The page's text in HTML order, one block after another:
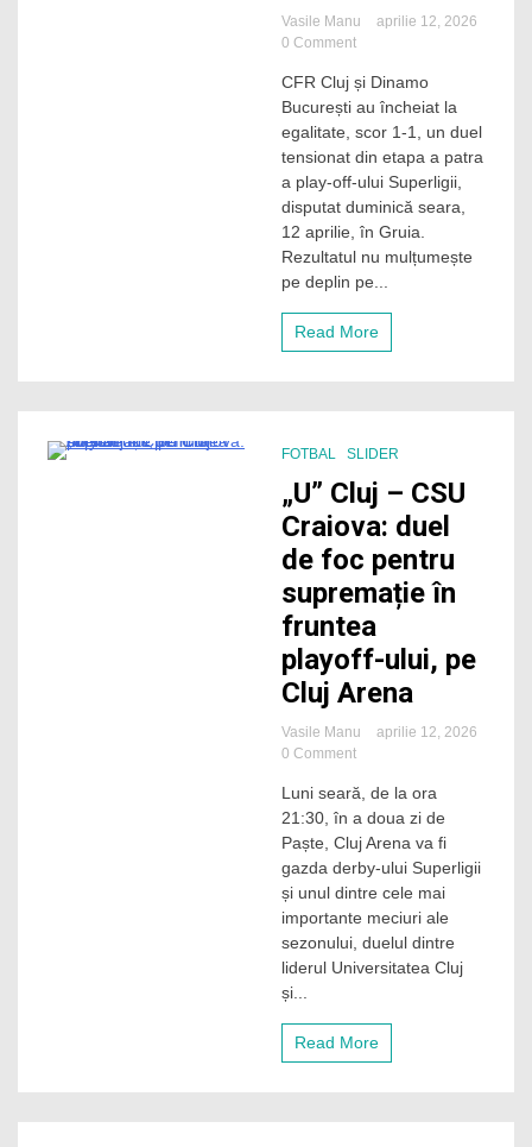
Vasile Manu
aprilie 12, 2026
0 Commenton
nimănui
în
Gruia.
CFR
a
obținut
un
punct
cu
își
pentru
CFR Cluj și Dinamo
București au încheiat la
egalitate, scor 1-1, un duel
tensionat din etapa a patra
a play-off-ului Superligii,
disputat duminică seara,
12 aprilie, în Gruia.
Rezultatul nu mulțumește
pe deplin pe...
Read More
FOTBAL SLIDER
„U” Cluj – CSU
Craiova: duel
de foc pentru
supremație în
fruntea
playoff-ului, pe
Cluj Arena
Vasile Manu
aprilie 12, 2026
0 Commenton
Cluj
–
CSU
Craiova:
duel
de
foc
pentru
supremație
ului,
Luni seară, de la ora
21:30, în a doua zi de
Paște, Cluj Arena va fi
gazda derby-ului Superligii
și unul dintre cele mai
importante meciuri ale
sezonului, duelul dintre
liderul Universitatea Cluj
și...
Read More